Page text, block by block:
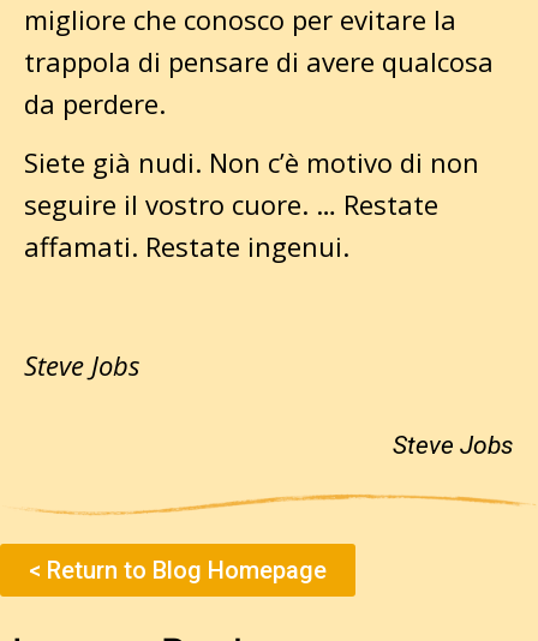
migliore che conosco per evitare la
trappola di pensare di avere qualcosa
da perdere.
Siete già nudi. Non c’è motivo di non
seguire il vostro cuore. … Restate
affamati. Restate ingenui.
Steve Jobs
Steve Jobs
< Return to Blog Homepage